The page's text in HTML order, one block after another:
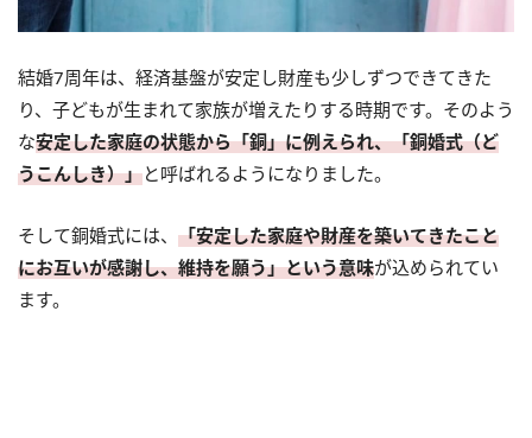
結婚7周年は、経済基盤が安定し財産も少しずつできてきた
り、子どもが生まれて家族が増えたりする時期です。そのよう
な安定した家庭の状態から「銅」に例えられ、「銅婚式（ど
うこんしき）」と呼ばれるようになりました。
そして銅婚式には、 「安定した家庭や財産を築いてきたこと
にお互いが感謝し、維持を願う」という意味が込められてい
ます。